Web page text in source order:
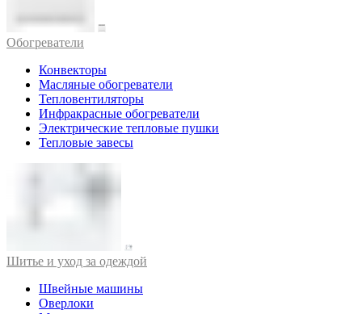
Обогреватели
Конвекторы
Масляные обогреватели
Тепловентиляторы
Инфракрасные обогреватели
Электрические тепловые пушки
Тепловые завесы
Шитье и уход за одеждой
Швейные машины
Оверлоки